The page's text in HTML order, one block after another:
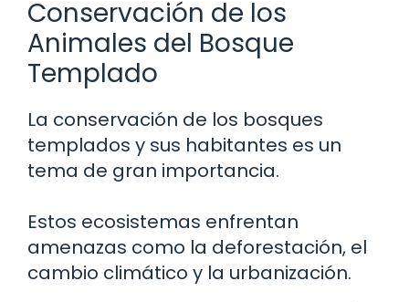
Conservación de los
Animales del Bosque
Templado
La conservación de los bosques
templados y sus habitantes es un
tema de gran importancia.
Estos ecosistemas enfrentan
amenazas como la deforestación, el
cambio climático y la urbanización.